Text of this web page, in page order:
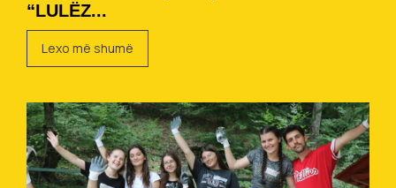
“LULËZ...
Lexo më shumë